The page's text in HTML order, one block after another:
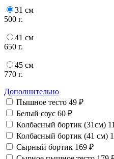
31 см
500 г.
41 см
650 г.
45 см
770 г.
Дополнительно
Пышное тесто 49 ₽
Белый соус 60 ₽
Колбасный бортик (31см)
Колбасный бортик (41 см)
Сырный бортик 169 ₽